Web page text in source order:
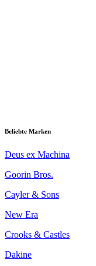
Beliebte Marken
Deus ex Machina
Goorin Bros.
Cayler & Sons
New Era
Crooks & Castles
Dakine